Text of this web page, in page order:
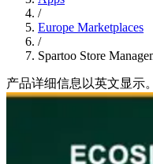
/
Europe Marketplaces
/
Spartoo Store
产品详细信息以英文显示